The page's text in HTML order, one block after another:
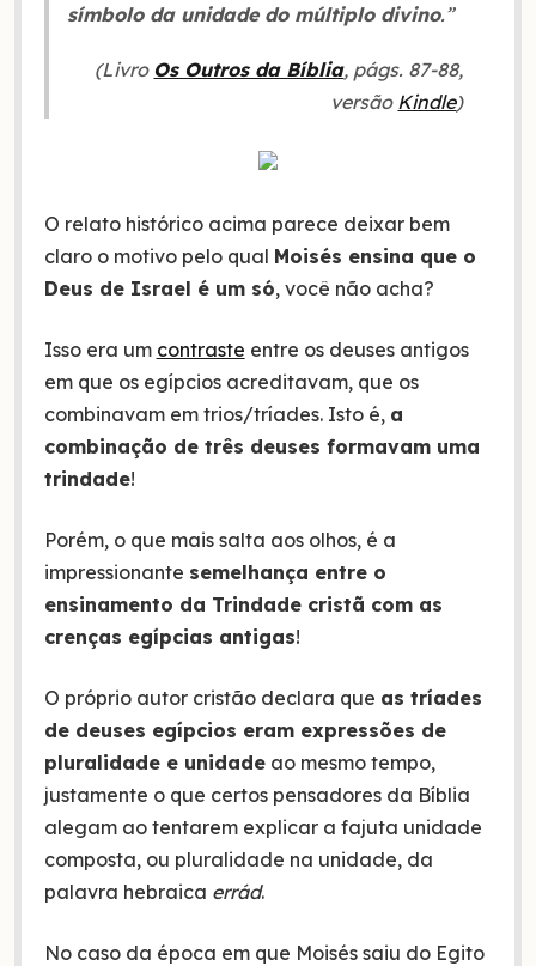
símbolo da unidade do múltiplo divino.”
(Livro Os Outros da Bíblia, págs. 87-88,
versão Kindle)
O relato histórico acima parece deixar bem
claro o motivo pelo qual Moisés ensina que o
Deus de Israel é um só, você não acha?
Isso era um contraste entre os deuses antigos
em que os egípcios acreditavam, que os
combinavam em trios/tríades. Isto é, a
combinação de três deuses formavam uma
trindade!
Porém, o que mais salta aos olhos, é a
impressionante semelhança entre o
ensinamento da Trindade cristã com as
crenças egípcias antigas!
O próprio autor cristão declara que as tríades
de deuses egípcios eram expressões de
pluralidade e unidadeao mesmo tempo,
justamente o que certos pensadores da Bíblia
alegam ao tentarem explicar a fajuta unidade
composta, ou pluralidade na unidade, da
palavra hebraica errád.
No caso da época em que Moisés saiu do Egito